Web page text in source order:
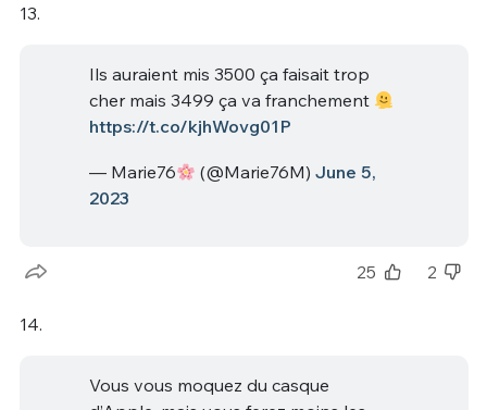
13.
Ils auraient mis 3500 ça faisait trop
cher mais 3499 ça va franchement
https://t.co/kjhWovg01P
— Marie76 (@Marie76M) June 5,
2023
25 2
14.
Vous vous moquez du casque